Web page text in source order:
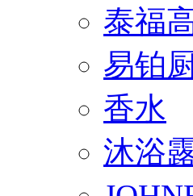
泰福
易铂
香水
沐浴